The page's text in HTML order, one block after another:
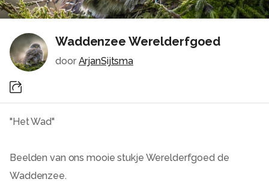
Waddenzee Werelderfgoed
door ArjanSijtsma
"Het Wad"
Beelden van ons mooie stukje Werelderfgoed de
Waddenzee.